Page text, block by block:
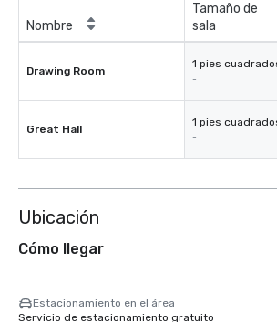
Nombre
Tamaño de
sala
Drawing Room
1 pies
-
Great Hall
1 pies
-
Ubicación
Cómo llegar
Estacionamiento en el área
Servicio de estacionamiento gratuito